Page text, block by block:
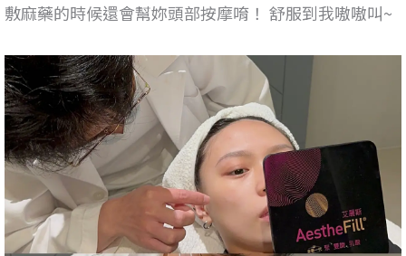
敷麻藥的時候還會幫妳頭部按摩唷！ 舒服到我嗷嗷叫~